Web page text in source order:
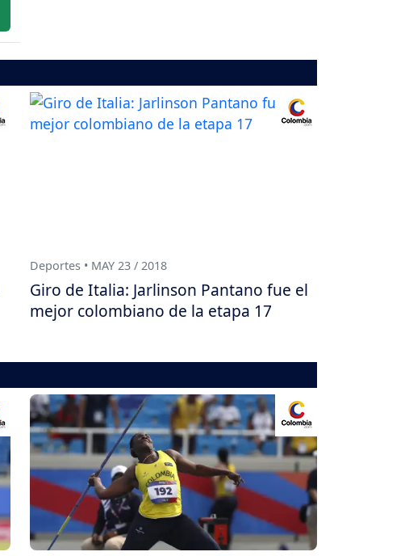
Deportes • MAY 23 / 2018
Giro de Italia: Jarlinson Pantano fue el
mejor colombiano de la etapa 17